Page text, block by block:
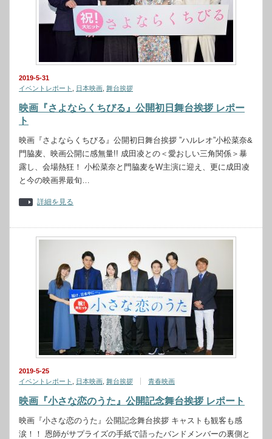
2019-5-31
イベントレポート
日本映画 舞台挨拶
映画『さよならくちびる』公開初日舞台挨拶 レポー
ト
映画『さよならくちびる』公開初日舞台挨拶 ”ハルレオ”小松菜奈&
門脇麦、映画公開に感無量!! 成田凌との＜愛おしい三角関係＞暴
露し、会場熱狂！ 小松菜奈と門脇麦をW主演に迎え、更に成田凌
と今の映画界最旬…
詳細を見る
2019-5-25
イベントレポート
日本映画 舞台挨拶 青春映画
映画『小さな恋のうた』公開記念舞台挨拶 レポート
映画『小さな恋のうた』公開記念舞台挨拶 キャストも観客も感
涙！！ 恩師がサプライズの手紙で語ったバンドメンバーの裏側と